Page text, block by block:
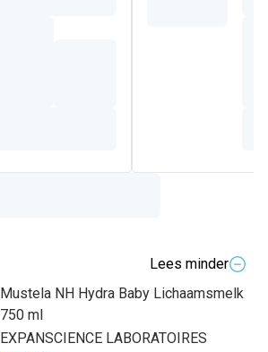
Lees minder
Mustela NH Hydra Baby Lichaamsmelk
750 ml
EXPANSCIENCE LABORATOIRES